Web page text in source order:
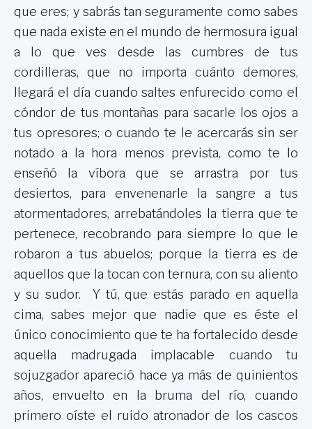
que eres; y sabrás tan seguramente como sabes
que nada existe en el mundo de hermosura igual
a lo que ves desde las cumbres de tus
cordilleras, que no importa cuánto demores,
llegará el día cuando saltes enfurecido como el
cóndor de tus montañas para sacarle los ojos a
tus opresores; o cuando te le acercarás sin ser
notado a la hora menos prevista, como te lo
enseñó la víbora que se arrastra por tus
desiertos, para envenenarle la sangre a tus
atormentadores, arrebatándoles la tierra que te
pertenece, recobrando para siempre lo que le
robaron a tus abuelos; porque la tierra es de
aquellos que la tocan con ternura, con su aliento
y su sudor. Y tú, que estás parado en aquella
cima, sabes mejor que nadie que es éste el
único conocimiento que te ha fortalecido desde
aquella madrugada implacable cuando tu
sojuzgador apareció hace ya más de quinientos
años, envuelto en la bruma del río, cuando
primero oíste el ruido atronador de los cascos